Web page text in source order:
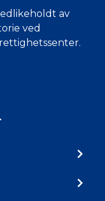
av
ved